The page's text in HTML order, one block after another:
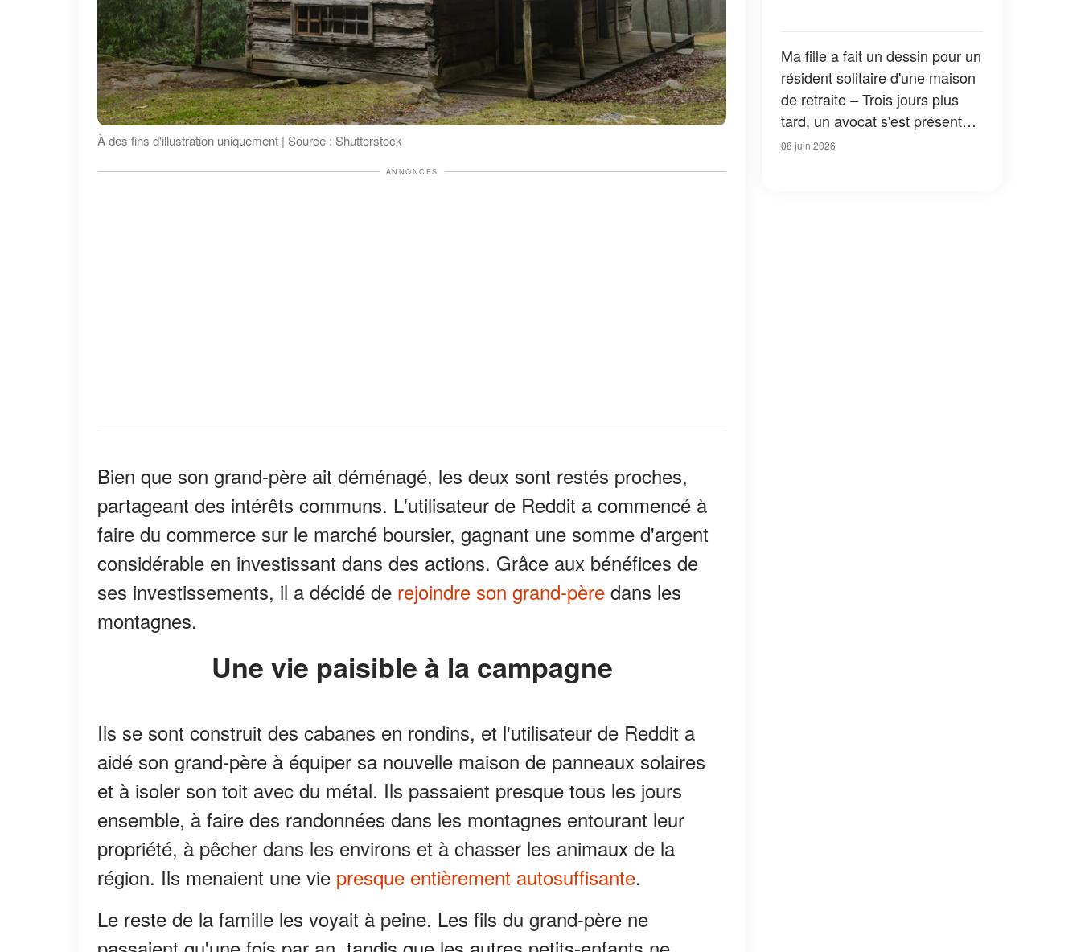
À des fins d'illustration uniquement | Source : Shutterstock
ANNONCES
Bien que son grand-père ait déménagé, les deux sont restés proches,
partageant des intérêts communs. L'utilisateur de Reddit a commencé à
faire du commerce sur le marché boursier, gagnant une somme d'argent
considérable en investissant dans des actions. Grâce aux bénéfices de
ses investissements, il a décidé de rejoindre son grand-père dans les
montagnes.
Une vie paisible à la campagne
Ils se sont construit des cabanes en rondins, et l'utilisateur de Reddit a
aidé son grand-père à équiper sa nouvelle maison de panneaux solaires
et à isoler son toit avec du métal. Ils passaient presque tous les jours
ensemble, à faire des randonnées dans les montagnes entourant leur
propriété, à pêcher dans les environs et à chasser les animaux de la
région. Ils menaient une vie presque entièrement autosuffisante.
Le reste de la famille les voyait à peine. Les fils du grand-père ne
Ma fille a fait un dessin pour un
résident solitaire d'une maison
de retraite – Trois jours plus
tard, un avocat s'est présenté à
notre porte
08 juin 2026